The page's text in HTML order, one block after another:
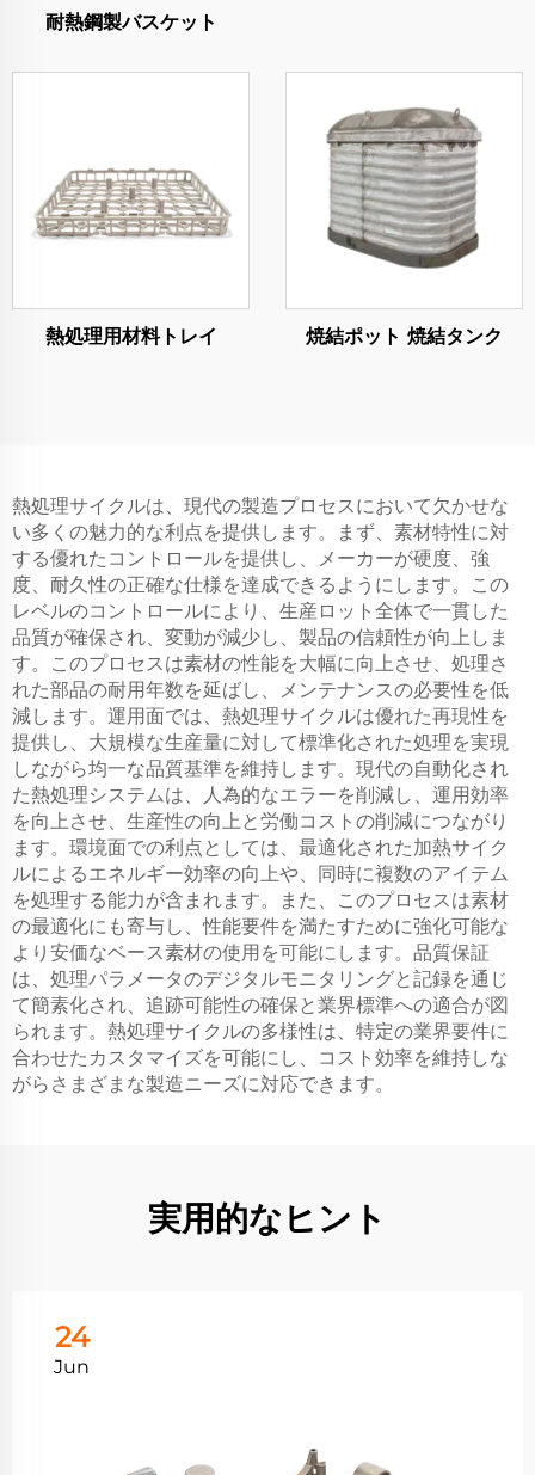
耐熱鋼製バスケット
熱処理用材料トレイ 焼結ポット 焼結タンク
熱処理サイクルは、現代の製造プロセスにおいて欠かせな
い多くの魅力的な利点を提供します。まず、素材特性に対
する優れたコントロールを提供し、メーカーが硬度、強
度、耐久性の正確な仕様を達成できるようにします。この
レベルのコントロールにより、生産ロット全体で一貫した
品質が確保され、変動が減少し、製品の信頼性が向上しま
す。このプロセスは素材の性能を大幅に向上させ、処理さ
れた部品の耐用年数を延ばし、メンテナンスの必要性を低
減します。運用面では、熱処理サイクルは優れた再現性を
提供し、大規模な生産量に対して標準化された処理を実現
しながら均一な品質基準を維持します。現代の自動化され
た熱処理システムは、人為的なエラーを削減し、運用効率
を向上させ、生産性の向上と労働コストの削減につながり
ます。環境面での利点としては、最適化された加熱サイク
ルによるエネルギー効率の向上や、同時に複数のアイテム
を処理する能力が含まれます。また、このプロセスは素材
の最適化にも寄与し、性能要件を満たすために強化可能な
より安価なベース素材の使用を可能にします。品質保証
は、処理パラメータのデジタルモニタリングと記録を通じ
て簡素化され、追跡可能性の確保と業界標準への適合が図
られます。熱処理サイクルの多様性は、特定の業界要件に
合わせたカスタマイズを可能にし、コスト効率を維持しな
がらさまざまな製造ニーズに対応できます。
実用的なヒント
24
Jun